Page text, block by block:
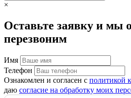
×
Оставьте заявку и мы
перезвоним
Имя
Телефон
Ознакомлен и согласен с политикой
даю согласие на обработку моих